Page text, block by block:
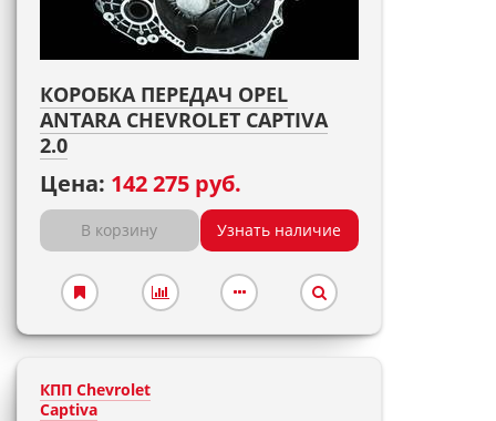
КОРОБКА ПЕРЕДАЧ OPEL
ANTARA CHEVROLET CAPTIVA
2.0
Цена: 142 275 руб.
В корзину Узнать наличие
КПП Chevrolet
Captiva